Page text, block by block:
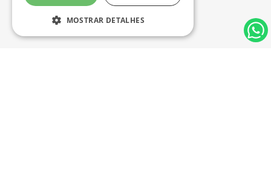
MOSTRAR DETALHES